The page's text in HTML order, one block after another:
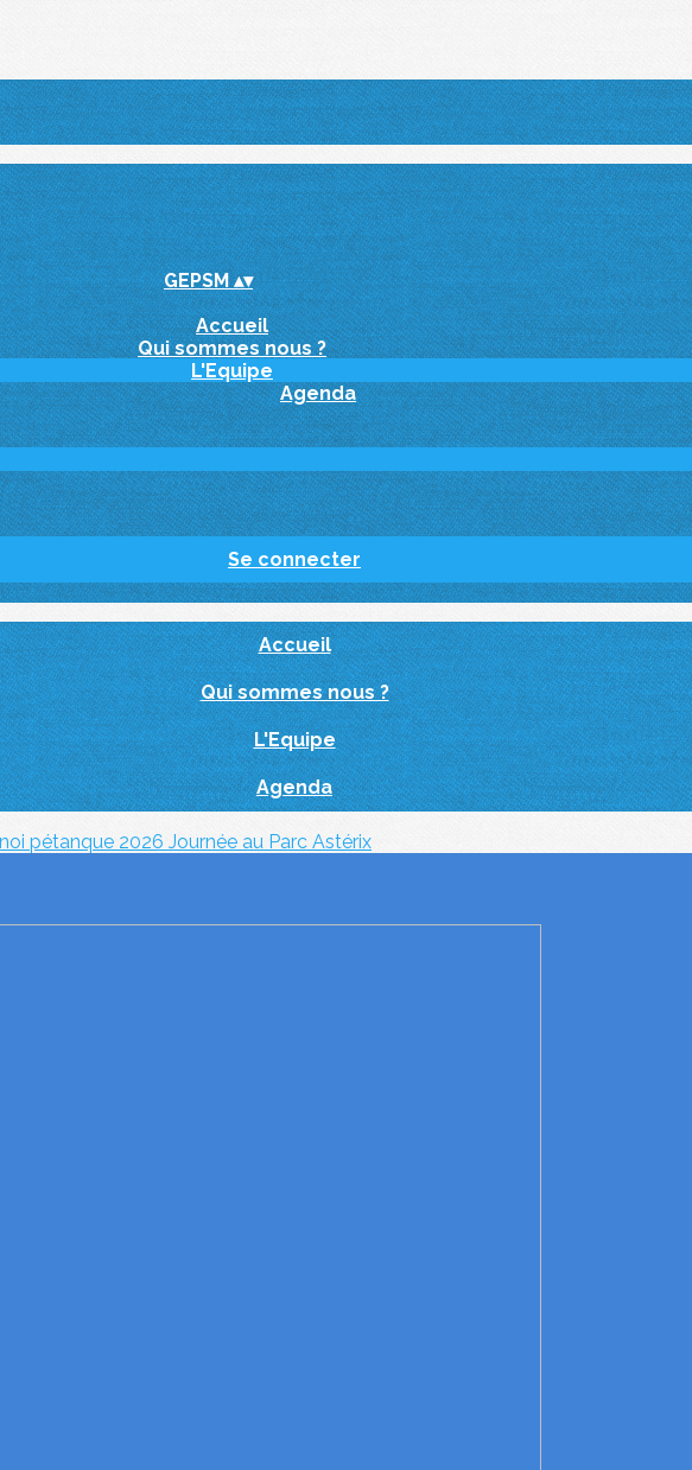
GEPSM▴▾
Accueil
Qui sommes nous ?
L'Equipe
Agenda
Se connecter
Accueil
Qui sommes nous ?
L'Equipe
Agenda
pétanque 2026 Journée au Parc Astérix